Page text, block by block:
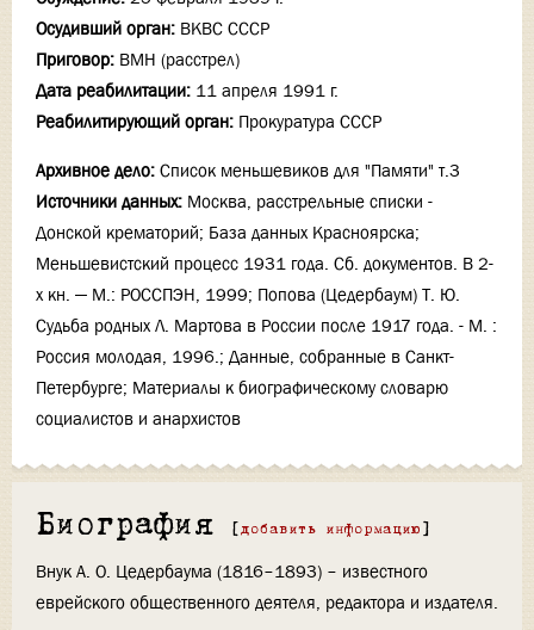
Осудивший орган: ВКВС СССР
Приговор: ВМН (расстрел)
Дата реабилитации: 11 апреля 1991 г.
Реабилитирующий орган: Прокуратура СССР
Архивное дело: Список меньшевиков для "Памяти" т.3
Источники данных: Москва, расстрельные списки -
Донской крематорий; База данных Красноярска;
Меньшевистский процесс 1931 года. Сб. документов. В 2-
х кн. — М.: РОССПЭН, 1999; Попова (Цедербаум) Т. Ю.
Судьба родных Л. Мартова в России после 1917 года. - М. :
Россия молодая, 1996.; Данные, собранные в Санкт-
Петербурге; Материалы к биографическому словарю
социалистов и анархистов
Биография [ добавить информацию ]
Внук А. О. Цедербаума (1816–1893) – известного
еврейского общественного деятеля, редактора и издателя.